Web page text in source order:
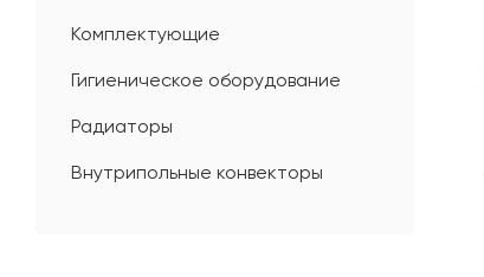
Комплектующие
Гигиеническое оборудование
Радиаторы
Внутрипольные конвекторы